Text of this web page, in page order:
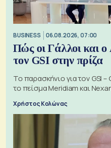
BUSINESS 06.08.2026, 07:00
Πώς οι Γάλλοι και
τον GSI στην πρίζα
Το παρασκήνιο για τον GSI
το πείσμα Meridiam και
Χρήστος Κολώνας